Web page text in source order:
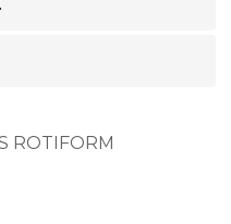
ROTIFORM